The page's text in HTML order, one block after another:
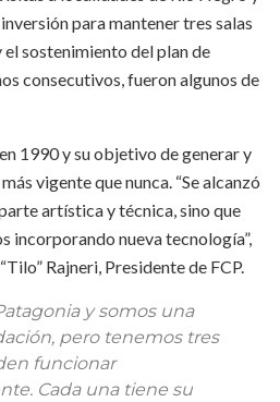
para mantener tres salas
sostenimiento del plan de
consecutivos, fueron algunos de
1990 y su objetivo de generar y
vigente que nunca. “Se alcanzó
artística y técnica, sino que
incorporando nueva tecnología”,
Rajneri, Presidente de FCP.
y somos una
pero tenemos tres
funcionar
Cada una tiene su